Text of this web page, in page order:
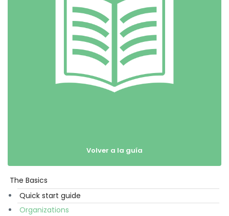
Volver a la guía
Empezar
The Basics
Quick start guide
Organizations